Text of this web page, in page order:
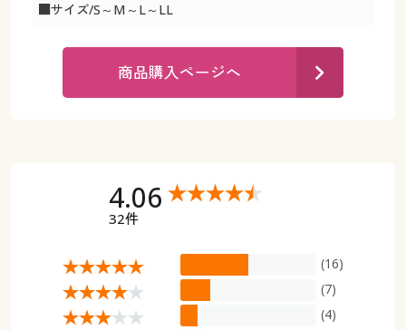
サポート
ご利用ガイド
会員メニュー
よくある質問とお問い合わせ
■サイズ/S～M～L～LL
商品購入ページへ
4.06
32件
(16)
(7)
(4)